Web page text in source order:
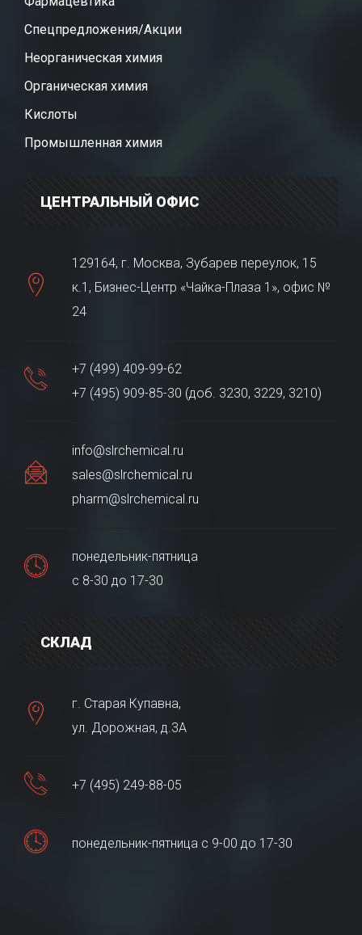
Спецпредложения/Акции
Неорганическая химия
Органическая химия
Кислоты
Промышленная химия
ЦЕНТРАЛЬНЫЙ ОФИС
129164, г. Москва, Зубарев переулок, 15
к.1, Бизнес-Центр «Чайка-Плаза 1», офис №
24
+7 (499) 409-99-62
+7 (495) 909-85-30 (доб. 3230, 3229, 3210)
info@slrchemical.ru
sales@slrchemical.ru
pharm@slrchemical.ru
понедельник-пятница
с 8-30 до 17-30
СКЛАД
г. Старая Купавна,
ул. Дорожная, д.3А
+7 (495) 249-88-05
понедельник-пятница с 9-00 до 17-30